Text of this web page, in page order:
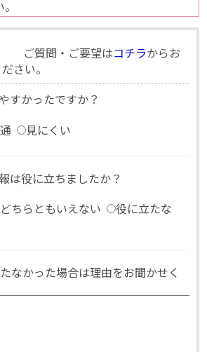
ご質問・ご要望はコチラからお
さい。
すかったですか？
見にくい
は役に立ちましたか？
どちらともいえない
役に立たな
なかった場合は理由をお聞かせく